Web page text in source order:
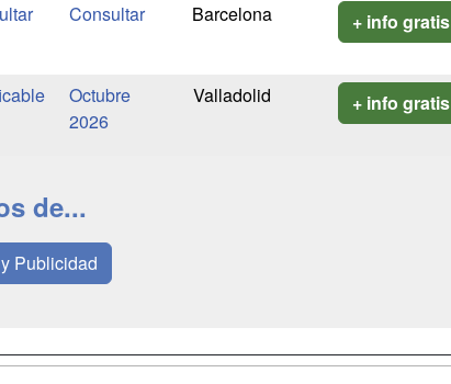
Barcelona + info gratis
Octubre
2026
Valladolid + info gratis
de...
Publicidad